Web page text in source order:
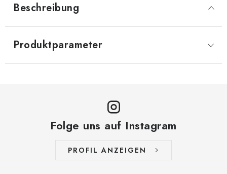
Beschreibung
Produktparameter
Folge uns auf Instagram
PROFIL ANZEIGEN